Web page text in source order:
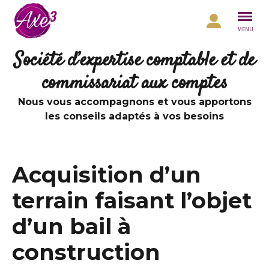
Aller au contenu
MENU
Société d’expertise comptable et de
commissariat aux comptes
Nous vous accompagnons et vous apportons
les conseils adaptés à vos besoins
Acquisition d’un
terrain faisant l’objet
d’un bail à
construction